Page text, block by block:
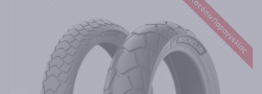
Κατόπιν Παραγγελίας